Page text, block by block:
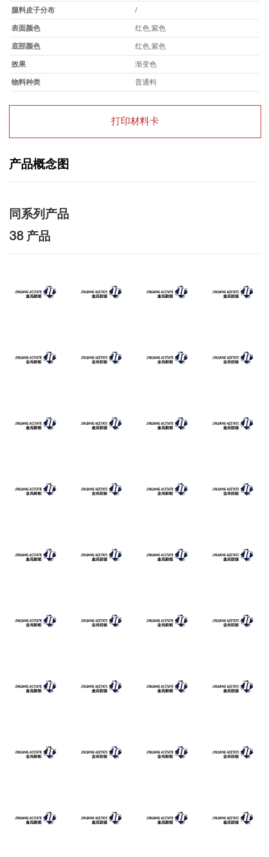
腿料皮子分布 /
表面颜色 红色,紫色
底部颜色 红色,紫色
效果 渐变色
物料种类 普通料
打印材料卡
产品概念图
同系列产品
38 产品